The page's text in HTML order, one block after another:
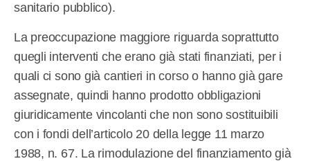
sanitario pubblico).
La preoccupazione maggiore riguarda soprattutto
quegli interventi che erano già stati finanziati, per i
quali ci sono già cantieri in corso o hanno già gare
assegnate, quindi hanno prodotto obbligazioni
giuridicamente vincolanti che non sono sostituibili
con i fondi dell’articolo 20 della legge 11 marzo
1988, n. 67. La rimodulazione del finanziamento già